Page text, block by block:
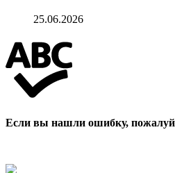
25.06.2026
Если вы нашли ошибку,